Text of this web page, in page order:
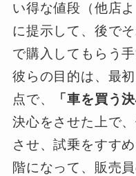
い得な値段（他店
に提示して、後で
で購入してもらう
彼らの目的は、最
点で、
「車を買う
決心をさせた上で
させ、試乗をすす
階になって、販売